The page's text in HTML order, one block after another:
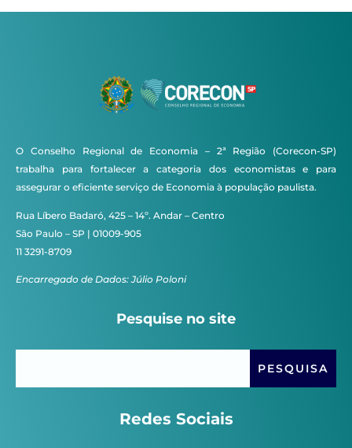
O Conselho Regional de Economia – 2ª Região (Corecon-SP)
trabalha para fortalecer a categoria dos economistas e para
assegurar o eficiente serviço de Economia à população paulista.
Rua Líbero Badaró, 425 – 14º. Andar – Centro
São Paulo – SP | 01009-905
11 3291-8709
Encarregado de Dados: Júlio Poloni
Pesquise no site
Redes Sociais